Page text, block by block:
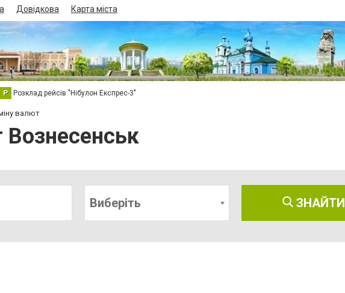
Довідкова Карта міста
Р Розклад рейсів "Нібулон Експрес-3"
валют
Виберіть ЗНАЙТИ